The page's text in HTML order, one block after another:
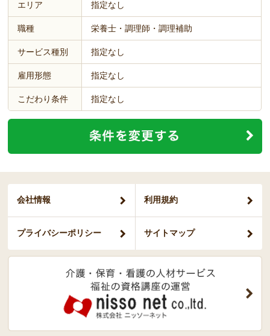
エリア 指定なし
職種 栄養士・調理師・調理補助
サービス種別 指定なし
雇用形態 指定なし
こだわり条件 指定なし
会社情報 利用規約
プライバシーポリシー サイトマップ